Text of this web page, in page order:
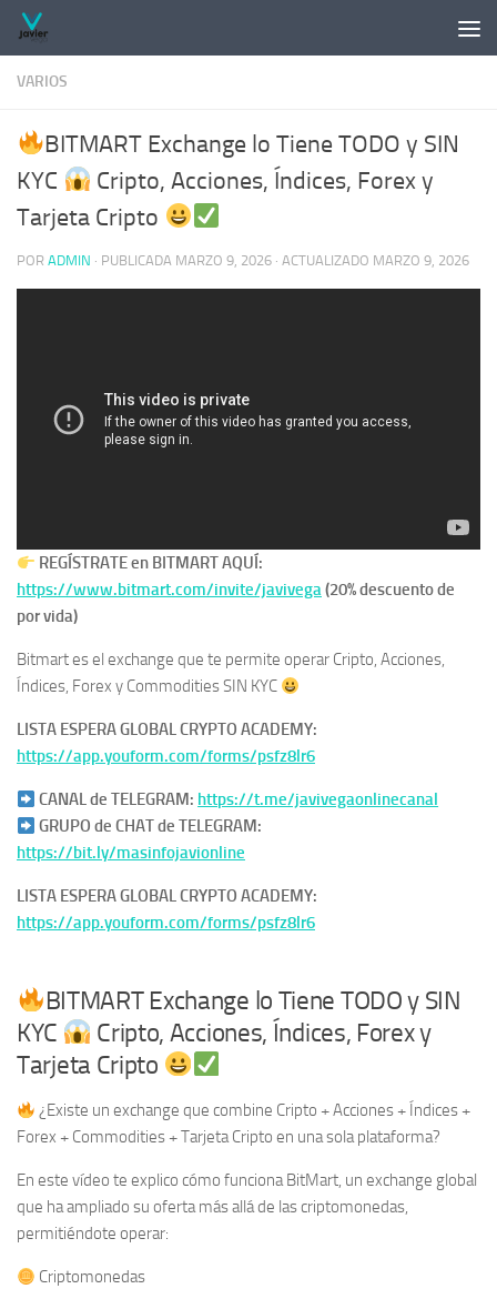
Saltar al contenido
VARIOS
BITMART Exchange lo Tiene TODO y SIN
KYC
Cripto, Acciones, Índices, Forex y
Tarjeta Cripto
POR ADMIN · PUBLICADA MARZO 9, 2026 · ACTUALIZADO MARZO 9, 2026
REGÍSTRATE en BITMART AQUÍ:
https://www.bitmart.com/invite/javivega(20% descuento de
por vida)
Bitmart es el exchange que te permite operar Cripto, Acciones,
Índices, Forex y Commodities SIN KYC
LISTA ESPERA GLOBAL CRYPTO ACADEMY:
https://app.youform.com/forms/psfz8lr6
CANAL de TELEGRAM: https://t.me/javivegaonlinecanal
GRUPO de CHAT de TELEGRAM:
https://bit.ly/masinfojavionline
LISTA ESPERA GLOBAL CRYPTO ACADEMY:
https://app.youform.com/forms/psfz8lr6
BITMART Exchange lo Tiene TODO y SIN
KYC
Cripto, Acciones, Índices, Forex y
Tarjeta Cripto
¿Existe un exchange que combine Cripto + Acciones + Índices +
Forex + Commodities + Tarjeta Cripto en una sola plataforma?
En este vídeo te explico cómo funciona BitMart, un exchange global
que ha ampliado su oferta más allá de las criptomonedas,
permitiéndote operar:
Criptomonedas